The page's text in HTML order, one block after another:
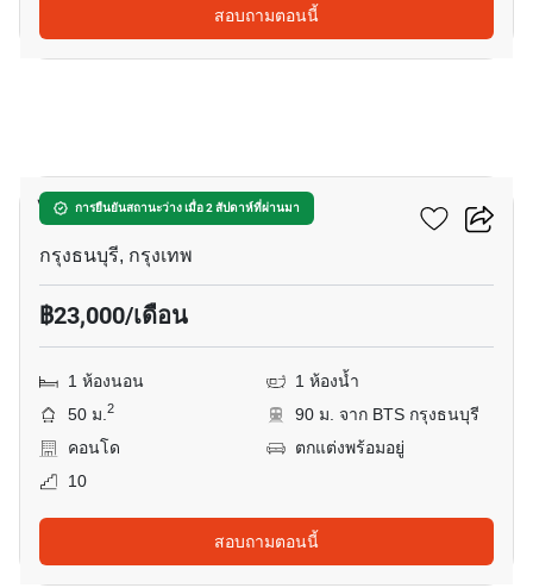
สอบถามตอนนี้
การยืนยันสถานะว่าง เมื่อ 2 สัปดาห์ที่ผ่านมา
ไฮฟ์ สาทร
กรุงธนบุรี, กรุงเทพ
฿23,000/เดือน
1 ห้องนอน
1 ห้องน้ำ
50 ม.2
90 ม. จาก BTS กรุงธนบุรี
คอนโด
ตกแต่งพร้อมอยู่
10
สอบถามตอนนี้